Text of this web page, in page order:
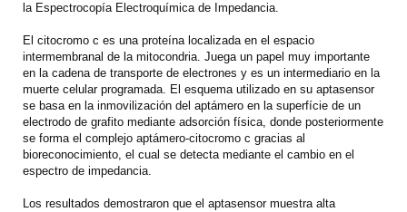
la Espectrocopía Electroquímica de Impedancia.
El citocromo c es una proteína localizada en el espacio
intermembranal de la mitocondria. Juega un papel muy importante
en la cadena de transporte de electrones y es un intermediario en la
muerte celular programada. El esquema utilizado en su aptasensor
se basa en la inmovilización del aptámero en la superfície de un
electrodo de grafito mediante adsorción física, donde posteriormente
se forma el complejo aptámero-citocromo c gracias al
bioreconocimiento, el cual se detecta mediante el cambio en el
espectro de impedancia.
Los resultados demostraron que el aptasensor muestra alta